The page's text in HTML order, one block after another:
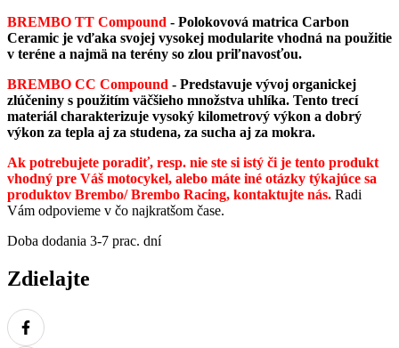
BREMBO TT Compound - Polokovová matrica Carbon
Ceramic je vďaka svojej vysokej modularite vhodná na použitie
v teréne a najmä na terény so zlou priľnavosťou.
BREMBO CC Compound - Predstavuje vývoj organickej
zlúčeniny s použitím väčšieho množstva uhlíka. Tento trecí
materiál charakterizuje vysoký kilometrový výkon a dobrý
výkon za tepla aj za studena, za sucha aj za mokra.
Ak potrebujete poradiť, resp. nie ste si istý či je tento produkt
vhodný pre Váš motocykel, alebo máte iné otázky týkajúce sa
produktov Brembo/ Brembo Racing, kontaktujte nás. Radi
Vám odpovieme v čo najkratšom čase.
Doba dodania 3-7 prac. dní
Zdielajte